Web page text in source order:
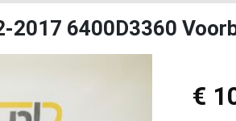
2017 6400D3360
€